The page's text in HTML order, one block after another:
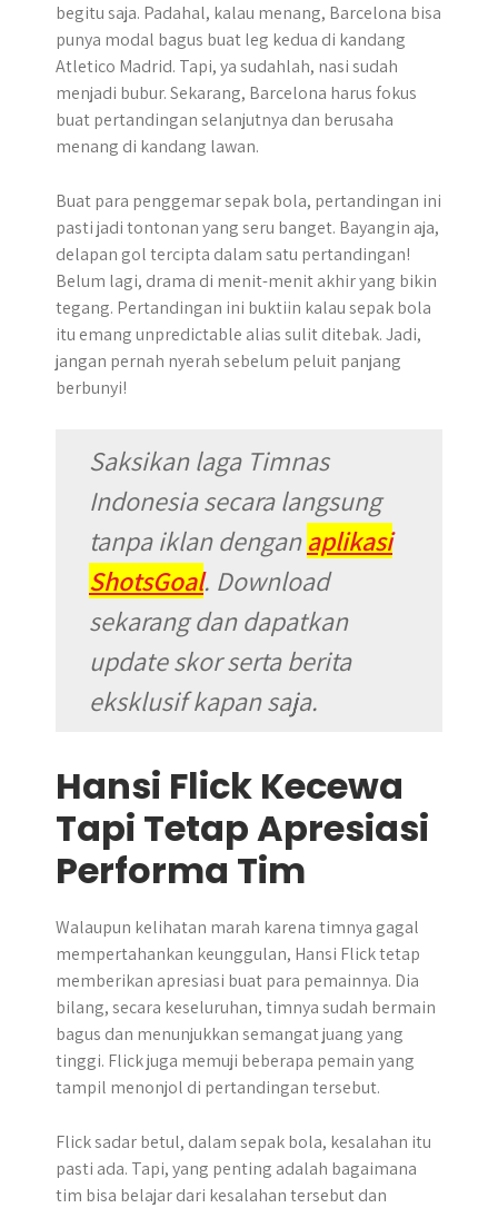
begitu saja. Padahal, kalau menang, Barcelona bisa
punya modal bagus buat leg kedua di kandang
Atletico Madrid. Tapi, ya sudahlah, nasi sudah
menjadi bubur. Sekarang, Barcelona harus fokus
buat pertandingan selanjutnya dan berusaha
menang di kandang lawan.
Buat para penggemar sepak bola, pertandingan ini
pasti jadi tontonan yang seru banget. Bayangin aja,
delapan gol tercipta dalam satu pertandingan!
Belum lagi, drama di menit-menit akhir yang bikin
tegang. Pertandingan ini buktiin kalau sepak bola
itu emang unpredictable alias sulit ditebak. Jadi,
jangan pernah nyerah sebelum peluit panjang
berbunyi!
Saksikan laga Timnas
Indonesia secara langsung
tanpa iklan denganaplikasi
ShotsGoal. Download
sekarang dan dapatkan
update skor serta berita
eksklusif kapan saja.
Hansi Flick Kecewa
Tapi Tetap Apresiasi
Performa Tim
Walaupun kelihatan marah karena timnya gagal
mempertahankan keunggulan, Hansi Flick tetap
memberikan apresiasi buat para pemainnya. Dia
bilang, secara keseluruhan, timnya sudah bermain
bagus dan menunjukkan semangat juang yang
tinggi. Flick juga memuji beberapa pemain yang
tampil menonjol di pertandingan tersebut.
Flick sadar betul, dalam sepak bola, kesalahan itu
pasti ada. Tapi, yang penting adalah bagaimana
tim bisa belajar dari kesalahan tersebut dan